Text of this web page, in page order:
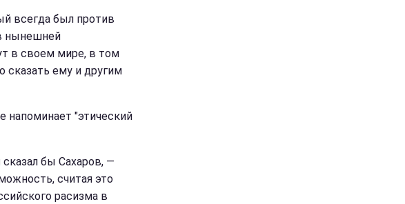
всегда был против
нынешней
в своем мире, в том
сказать ему и другим
напоминает "этический
бы Сахаров, —
считая это
расизма в